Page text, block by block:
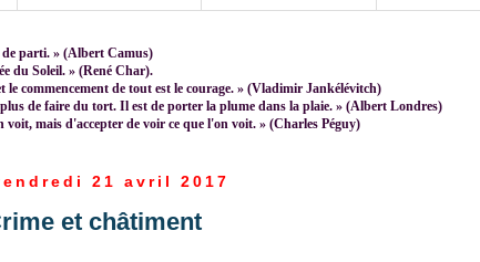
de parti. » (Albert Camus)
du Soleil. » (René Char).
le commencement de tout est le courage. » (Vladimir Jankélévitch)
de faire du tort. Il est de porter la plume dans la plaie. » (Albert Londres)
mais d'accepter de voir ce que l'on voit. » (Charles Péguy)
21 avril 2017
et châtiment